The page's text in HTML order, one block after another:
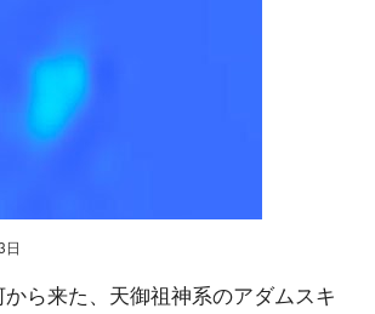
日
ら来た、天御祖神系のアダムスキ